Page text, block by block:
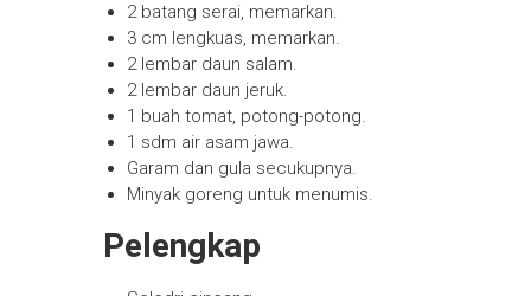
2 batang serai, memarkan.
3 cm lengkuas, memarkan.
2 lembar daun salam.
2 lembar daun jeruk.
1 buah tomat, potong-potong.
1 sdm air asam jawa.
Garam dan gula secukupnya.
Minyak goreng untuk menumis.
Pelengkap